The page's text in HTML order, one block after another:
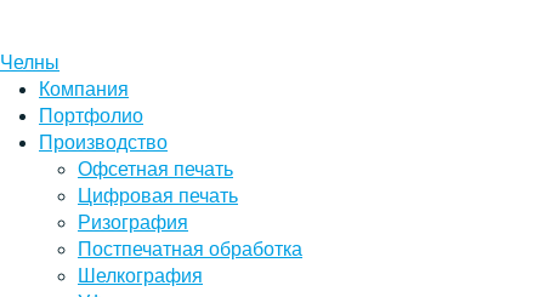
Челны
Компания
Портфолио
Производство
Офсетная печать
Цифровая печать
Ризография
Постпечатная обработка
Шелкография